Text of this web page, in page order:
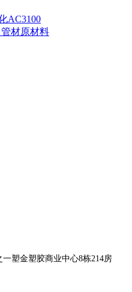
AC3100
管材原材料
塑金塑胶商业中心8栋214房